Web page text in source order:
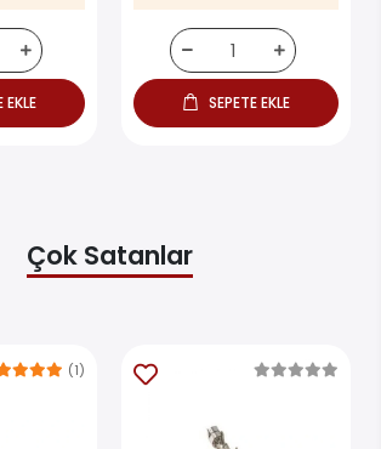
EKLE SEPETE EKLE
Çok Satanlar
(1)